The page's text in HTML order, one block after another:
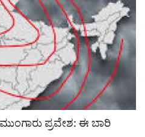
ಪ್ರವೇಶ: ಈ ಬಾರಿ